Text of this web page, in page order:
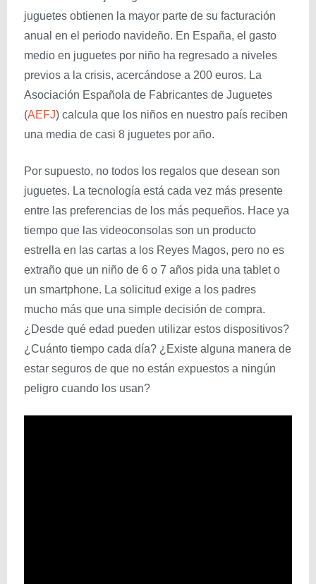
juguetes obtienen la mayor parte de su facturación
anual en el periodo navideño. En España, el gasto
medio en juguetes por niño ha regresado a niveles
previos a la crisis, acercándose a 200 euros. La
Asociación Española de Fabricantes de Juguetes
(AEFJ) calcula que los niños en nuestro país reciben
una media de casi 8 juguetes por año.
Por supuesto, no todos los regalos que desean son
juguetes. La tecnología está cada vez más presente
entre las preferencias de los más pequeños. Hace ya
tiempo que las videoconsolas son un producto
estrella en las cartas a los Reyes Magos, pero no es
extraño que un niño de 6 o 7 años pida una tablet o
un smartphone. La solicitud exige a los padres
mucho más que una simple decisión de compra.
¿Desde qué edad pueden utilizar estos dispositivos?
¿Cuánto tiempo cada día? ¿Existe alguna manera de
estar seguros de que no están expuestos a ningún
peligro cuando los usan?